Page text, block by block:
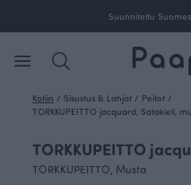
Suunniteltu
Kotiin / Sisustus & Lahjat / Peitot /
TORKKUPEITTO jacquard, Satakieli,
TORKKUPEITTO
TORKKUPEITTO, Musta